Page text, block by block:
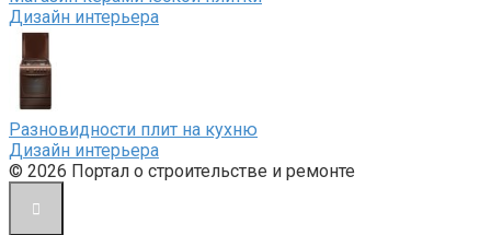
Дизайн интерьера
Разновидности плит на кухню
Дизайн интерьера
© 2026 Портал о строительстве и ремонте